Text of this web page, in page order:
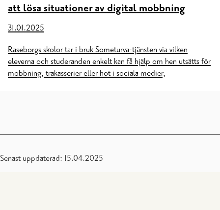
att lösa situationer av digital mobbning
31.01.2025
Raseborgs skolor tar i bruk Someturva-tjänsten via vilken
eleverna och studeranden enkelt kan få hjälp om hen utsätts för
mobbning, trakasserier eller hot i sociala medier,
Senast uppdaterad: 15.04.2025